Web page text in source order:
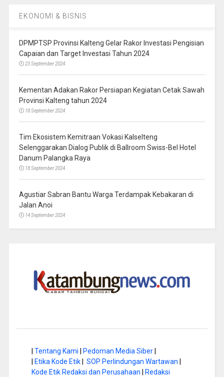
EKONOMI & BISNIS
DPMPTSP Provinsi Kalteng Gelar Rakor Investasi Pengisian
Capaian dan Target Investasi Tahun 2024
23 September 2024
Kementan Adakan Rakor Persiapan Kegiatan Cetak Sawah
Provinsi Kalteng tahun 2024
18 September 2024
Tim Ekosistem Kemitraan Vokasi Kalselteng
Selenggarakan Dialog Publik di Ballroom Swiss-Bel Hotel
Danum Palangka Raya
18 September 2024
Agustiar Sabran Bantu Warga Terdampak Kebakaran di
Jalan Anoi
14 September 2024
Tentang Kami Pedoman Media Siber|
Etika Kode Etik| SOP Perlindungan Wartawan
Kode Etik Redaksi dan Perusahaan
Redaksi